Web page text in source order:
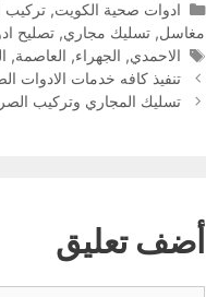
التصنيفات
ادوات صحية الكويت, تركيب
مغاسل, تسليك مجاري, تصليح
الوسوم
الاحمدي, الجهراء, العاصمة,
تنفيذ كافه خدمات الادوات
تسليك المجاري وتركيب
أضف تعليق